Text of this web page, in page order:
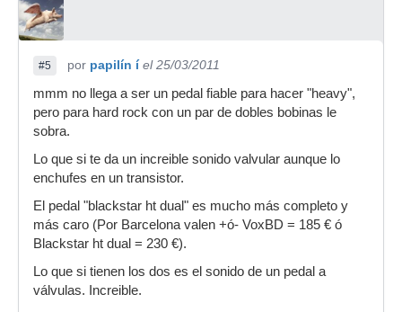
#5 por papilín í el 25/03/2011
mmm no llega a ser un pedal fiable para hacer "heavy",
pero para hard rock con un par de dobles bobinas le
sobra.
Lo que si te da un increible sonido valvular aunque lo
enchufes en un transistor.
El pedal "blackstar ht dual" es mucho más completo y
más caro (Por Barcelona valen +ó- VoxBD = 185 € ó
Blackstar ht dual = 230 €).
Lo que si tienen los dos es el sonido de un pedal a
válvulas. Increible.